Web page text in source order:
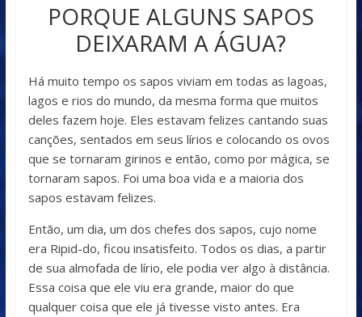
PORQUE ALGUNS SAPOS
DEIXARAM A ÁGUA?
Há muito tempo os sapos viviam em todas as lagoas,
lagos e rios do mundo, da mesma forma que muitos
deles fazem hoje. Eles estavam felizes cantando suas
canções, sentados em seus lírios e colocando os ovos
que se tornaram girinos e então, como por mágica, se
tornaram sapos. Foi uma boa vida e a maioria dos
sapos estavam felizes.
Então, um dia, um dos chefes dos sapos, cujo nome
era Ripid-do, ficou insatisfeito. Todos os dias, a partir
de sua almofada de lírio, ele podia ver algo à distância.
Essa coisa que ele viu era grande, maior do que
qualquer coisa que ele já tivesse visto antes. Era